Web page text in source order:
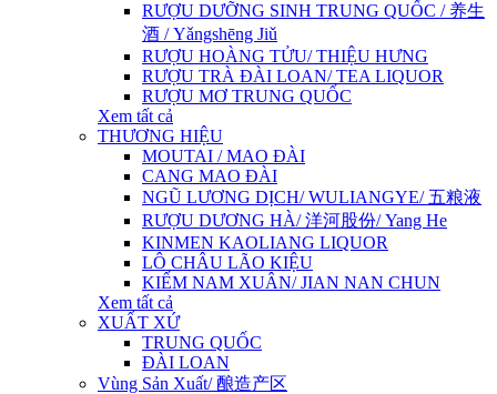
RƯỢU DƯỠNG SINH TRUNG QUỐC / 养生
酒 / Yǎngshēng Jiǔ
RƯỢU HOÀNG TỬU/ THIỆU HƯNG
RƯỢU TRÀ ĐÀI LOAN/ TEA LIQUOR
RƯỢU MƠ TRUNG QUỐC
Xem tất cả
THƯƠNG HIỆU
MOUTAI / MAO ĐÀI
CANG MAO ĐÀI
NGŨ LƯƠNG DỊCH/ WULIANGYE/ 五粮液
RƯỢU DƯƠNG HÀ/ 洋河股份/ Yang He
KINMEN KAOLIANG LIQUOR
LÔ CHÂU LÃO KIỆU
KIẾM NAM XUÂN/ JIAN NAN CHUN
Xem tất cả
XUẤT XỨ
TRUNG QUỐC
ĐÀI LOAN
Vùng Sản Xuất/ 酿造产区